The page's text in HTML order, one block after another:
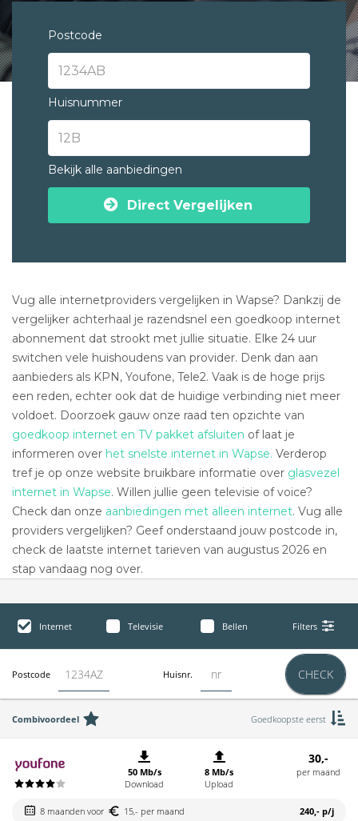
Postcode
Huisnummer
Bekijk alle aanbiedingen
Direct Vergelijken
Vug alle internetproviders vergelijken in Wapse? Dankzij de
vergelijker achterhaal je razendsnel een goedkoop internet
abonnement dat strookt met jullie situatie. Elke 24 uur
switchen vele huishoudens van provider. Denk dan aan
aanbieders als KPN, Youfone, Tele2. Vaak is de hoge prijs
een reden, echter ook dat de huidige verbinding niet meer
voldoet. Doorzoek gauw onze raad ten opzichte van
goedkoop internet en TV pakket afsluiten of laat je
informeren over het snelste internet in Wapse. Verderop
tref je op onze website bruikbare informatie over glasvezel
internet in Wapse. Willen jullie geen televisie of voice?
Check dan onze aanbiedingen met alleen internet. Vug alle
providers vergelijken? Geef onderstaand jouw postcode in,
check de laatste internet tarieven van augustus 2026 en
stap vandaag nog over.
Internet Televisie Bellen Filters
Postcode Huisnr. CHECK
Combivoordeel Goedkoopste eerst
50 Mb/s
Download
8 Mb/s
Upload
30,-
per maand
8 maanden voor 15,- per maand 240,- p/j